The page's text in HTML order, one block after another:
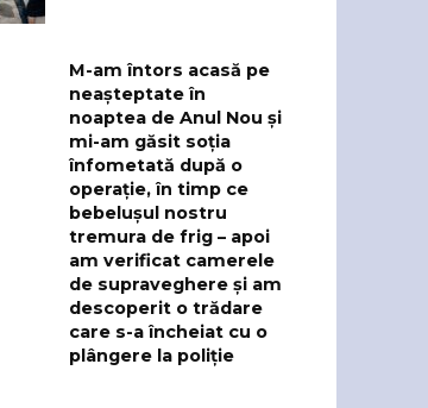
M-am întors acasă pe
neașteptate în
noaptea de Anul Nou și
mi-am găsit soția
înfometată după o
operație, în timp ce
bebelușul nostru
tremura de frig – apoi
am verificat camerele
de supraveghere și am
descoperit o trădare
care s-a încheiat cu o
plângere la poliție